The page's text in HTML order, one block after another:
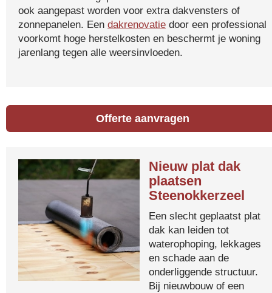
ook aangepast worden voor extra dakvensters of
zonnepanelen. Een dakrenovatie door een professional
voorkomt hoge herstelkosten en beschermt je woning
jarenlang tegen alle weersinvloeden.
Offerte aanvragen
Nieuw plat dak
plaatsen
Steenokkerzeel
Een slecht geplaatst plat
dak kan leiden tot
waterophoping, lekkages
en schade aan de
onderliggende structuur.
Bij nieuwbouw of een